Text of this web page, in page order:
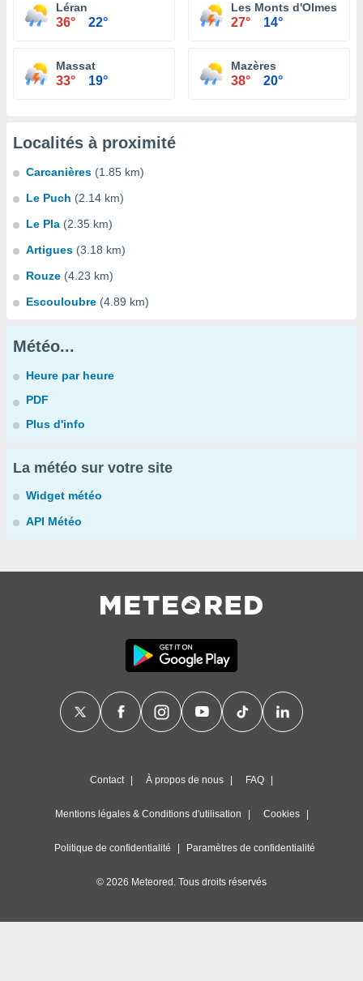
Léran
36° 22°
Les Monts d'Olmes
27° 14°
Massat
33° 19°
Mazères
38° 20°
Localités à proximité
Carcanières (1.85 km)
Le Puch (2.14 km)
Le Pla (2.35 km)
Artigues (3.18 km)
Rouze (4.23 km)
Escouloubre (4.89 km)
Météo...
Heure par heure
PDF
Plus d'info
La météo sur votre site
Widget météo
API Météo
Contact À propos de nous FAQ
Mentions légales & Conditions d'utilisation Cookies
Politique de confidentialité Paramètres de confidentialité
© 2026 Meteored. Tous droits réservés